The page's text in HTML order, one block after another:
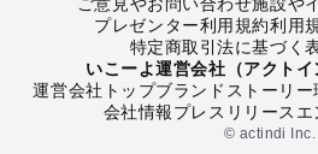
岡山の釣り
岡山の牧場
岡山のプール
岡山のアスレチック
岡山の公園・総合公園
ご意見やお問い合わせ施設や
プレゼンター利用規約利用
特定商取引法に基づく
いこーよ運営会社（アクトイ
運営会社トップブランドストーリー
会社情報プレスリリース エ
© actindi Inc.